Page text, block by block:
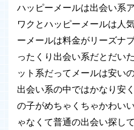
◆Facebookアカウント対応
ハッピーメールアプリは
が可能です。登録も簡単で
Facebookアカウントで登
名前はイニシャル表記に変
また、名前はいつでも変更
※ハッピーメールでどんな
ハッピーメールは出会い系
ワクとハッピーメールは人
ーメールは料金がリーズナ
ったくり出会い系だとだい
ット系だってメールは安い
出会い系の中ではかなり安
の子がめちゃくちゃかわい
ゃなくて普通の出会い探し